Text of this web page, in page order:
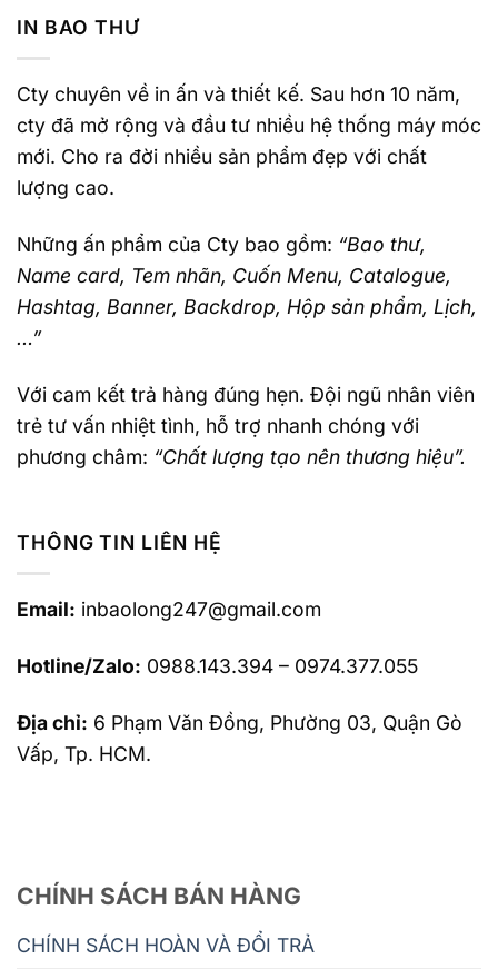
IN BAO THƯ
Cty chuyên về in ấn và thiết kế. Sau hơn 10 năm,
cty đã mở rộng và đầu tư nhiều hệ thống máy móc
mới. Cho ra đời nhiều sản phẩm đẹp với chất
lượng cao.
Những ấn phẩm của Cty bao gồm: “Bao thư,
Name card, Tem nhãn, Cuốn Menu, Catalogue,
Hashtag, Banner, Backdrop, Hộp sản phẩm, Lịch,
…”
Với cam kết trả hàng đúng hẹn. Đội ngũ nhân viên
trẻ tư vấn nhiệt tình, hỗ trợ nhanh chóng với
phương châm: “Chất lượng tạo nên thương hiệu”.
THÔNG TIN LIÊN HỆ
Email: inbaolong247@gmail.com
Hotline/Zalo: 0988.143.394 – 0974.377.055
Địa chỉ: 6 Phạm Văn Đồng, Phường 03, Quận Gò
Vấp, Tp. HCM.
CHÍNH SÁCH BÁN HÀNG
CHÍNH SÁCH HOÀN VÀ ĐỔI TRẢ